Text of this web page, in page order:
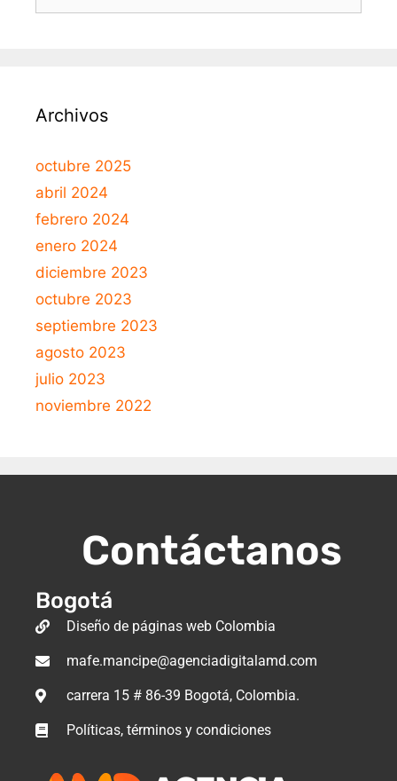
Archivos
octubre 2025
abril 2024
febrero 2024
enero 2024
diciembre 2023
octubre 2023
septiembre 2023
agosto 2023
julio 2023
noviembre 2022
Contáctanos
Bogotá
Diseño de páginas web Colombia
mafe.mancipe@agenciadigitalamd.com
carrera 15 # 86-39 Bogotá, Colombia.
Políticas, términos y condiciones